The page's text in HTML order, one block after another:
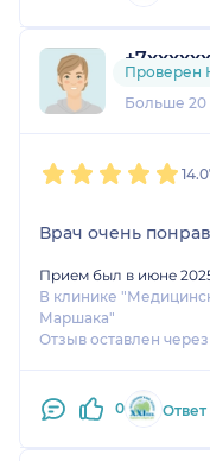
6 отзывов
Больше 20
Проверен
Врач очень
Прием был в июне
В клинике
Маршака"
Отзыв оставлен
0